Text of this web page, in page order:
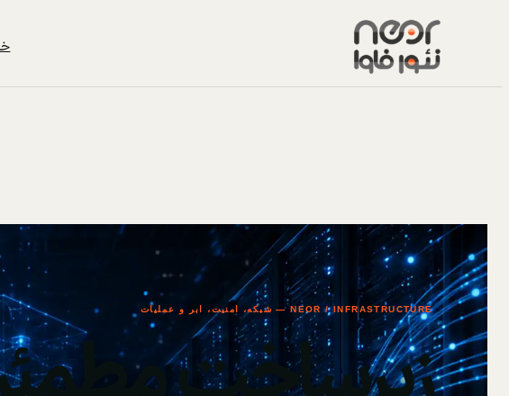
NEOR / INFRASTRUCTURE — شبکه، امنیت، ابر و عملیات